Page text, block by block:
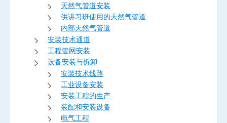
天然气管道安装
供讲习班使用的天然气管道
内部天然气管道
安装技术通道
工程管网安装
设备安装与拆卸
安装技术线路
工业设备安装
安装工程的生产
装配和安装设备
电气工程